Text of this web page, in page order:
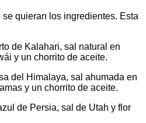
quieran los ingredientes. Esta
de Kalahari, sal natural en
y un chorrito de aceite.
del Himalaya, sal ahumada en
y un chorrito de aceite.
de Persia, sal de Utah y flor